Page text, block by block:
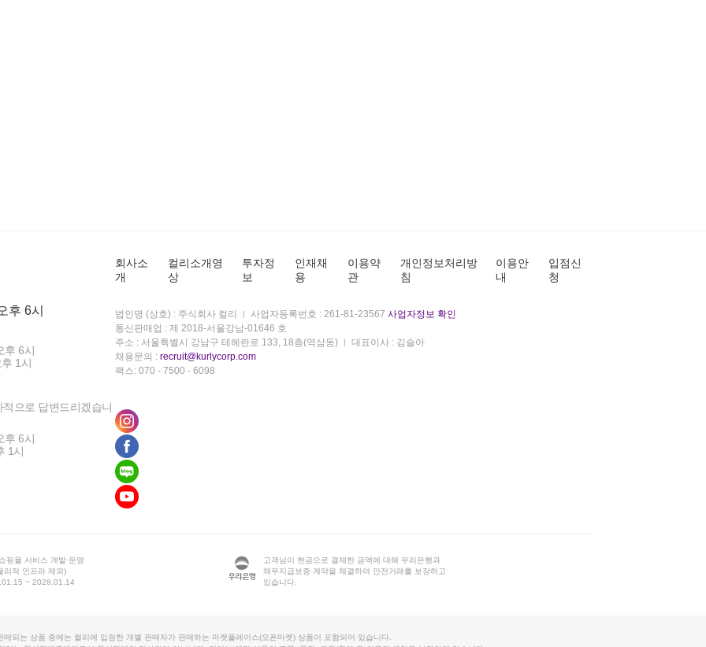
후 6시
후 6시
1시
으로 답변드리겠습니
후 6시
1시
회사소
개
컬리소개영
상
투자정
보
인재채
용
이용약
관
개인정보처리방
침
이용안
내
입점신
청
법인명 (상호) : 주식회사 컬리 사업자등록번호 : 261-81-23567 사업자정보 확인
통신판매업 : 제 2018-서울강남-01646 호
주소 : 서울특별시 강남구 테헤란로 133, 18층(역삼동)
대표이사 : 김슬아
채용문의 : recruit@kurlycorp.com
팩스: 070 - 7500 - 6098
핑몰 서비스 개발·운영
리적 인프라 제외)
~ 2028.01.14
고객님이 현금으로 결제한 금액에 대해 우리은행과
채무지급보증 계약을 체결하여 안전거래를 보장하고
있습니다.
매되는 상품 중에는 컬리에 입점한 개별 판매자가 판매하는 마켓플레이스(오픈마켓) 상품이 포함되어 있습니다.